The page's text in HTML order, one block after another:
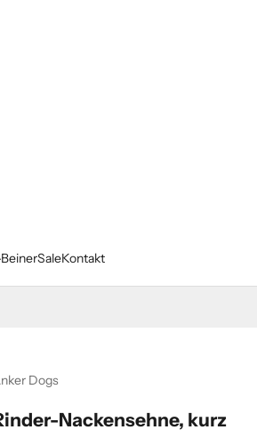
SaleKontakt
Dogs
Nackensehne, kurz